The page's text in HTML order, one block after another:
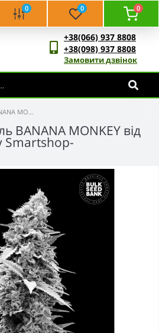
0 0 0
+38(066) 937 8808
+38(098) 937 8808
Замовити дзвінок
- Bulk Seed Bank
BANANA MONKEY від
Smartshop-